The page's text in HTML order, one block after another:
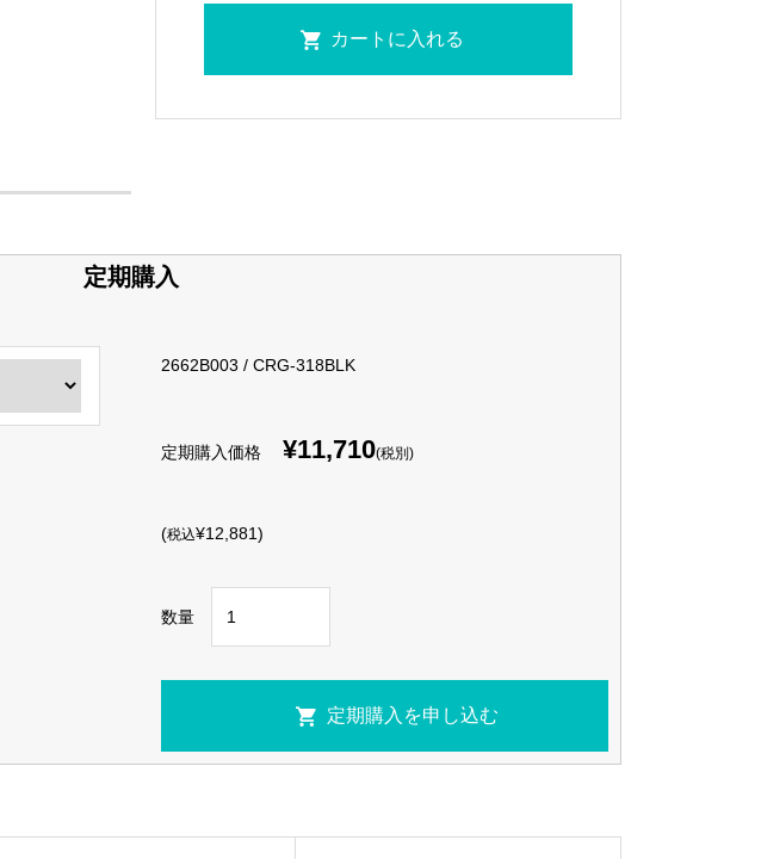
定期購入
2662B003 / CRG-318BLK
定期購入価格 ¥11,710(税別)
(税込¥12,881)
数量